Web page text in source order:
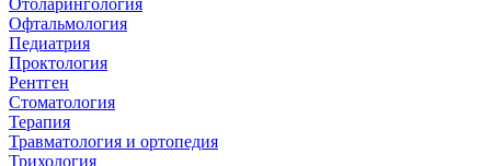
Отоларингология
Офтальмология
Педиатрия
Проктология
Рентген
Стоматология
Терапия
Травматология и ортопедия
Трихология